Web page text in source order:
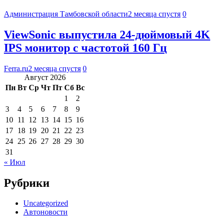
Администрация Тамбовской области2 месяца спустя 0
ViewSonic выпустила 24-дюймовый 4K
IPS монитор с частотой 160 Гц
Ferra.ru2 месяца спустя 0
Август 2026
Пн Вт Ср Чт Пт Сб Вс
1
2
3
4 5 6 7 8
9
10 11 12 13 14 15 16
17 18 19 20 21 22 23
24 25 26 27 28 29 30
31
« Июл
Рубрики
Uncategorized
Автоновости